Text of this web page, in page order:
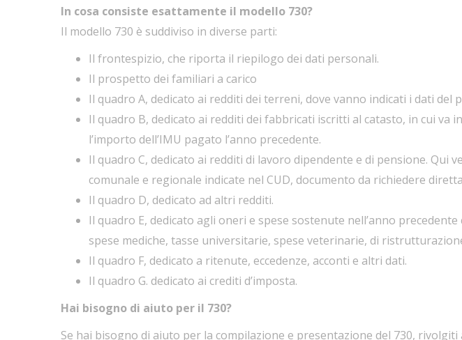
In cosa consiste esattamente il modello 730?
Il modello 730 è suddiviso in diverse parti:
Il frontespizio, che riporta il riepilogo dei dati personali.
Il prospetto dei familiari a carico
Il quadro A, dedicato ai redditi dei terreni, dove vanno indicati i dati del
Il quadro B, dedicato ai redditi dei fabbricati iscritti al catasto, in cui
l’importo dell’IMU pagato l’anno precedente.
Il quadro C, dedicato ai redditi di lavoro dipendente e di pensione. Qui
comunale e regionale indicate nel CUD, documento da richiedere
Il quadro D, dedicato ad altri redditi.
Il quadro E, dedicato agli oneri e spese sostenute nell’anno
spese mediche, tasse universitarie, spese veterinarie, di
Il quadro F, dedicato a ritenute, eccedenze, acconti e altri dati.
Il quadro G. dedicato ai crediti d’imposta.
Hai bisogno di aiuto per il 730?
Se hai bisogno di aiuto per la compilazione e presentazione del 730, rivolgiti